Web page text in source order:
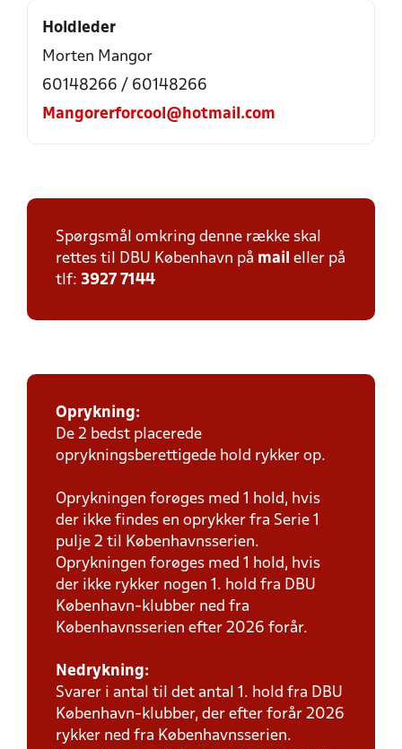
Holdleder
Morten Mangor
60148266 / 60148266
Mangorerforcool@hotmail.com
Spørgsmål omkring denne række skal
rettes til DBU København på mail eller på
tlf: 3927 7144
Oprykning:
De 2 bedst placerede
oprykningsberettigede hold rykker op.
Oprykningen forøges med 1 hold, hvis
der ikke findes en oprykker fra Serie 1
pulje 2 til Københavnsserien.
Oprykningen forøges med 1 hold, hvis
der ikke rykker nogen 1. hold fra DBU
København-klubber ned fra
Københavnsserien efter 2026 forår.
Nedrykning:
Svarer i antal til det antal 1. hold fra DBU
København-klubber, der efter forår 2026
rykker ned fra Københavnsserien.